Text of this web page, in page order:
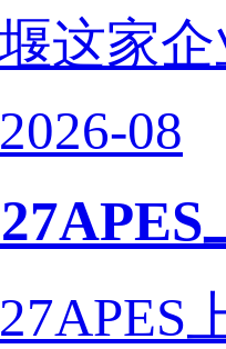
这家
2026-08